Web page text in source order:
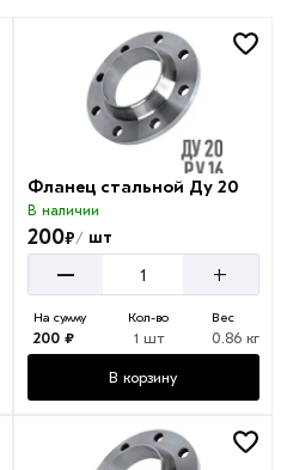
Фланец стальной Ду 20
В наличии
200₽/шт
– +
На сумму
200 ₽
Кол-во
1 шт
Вес
0.86 кг
В корзину